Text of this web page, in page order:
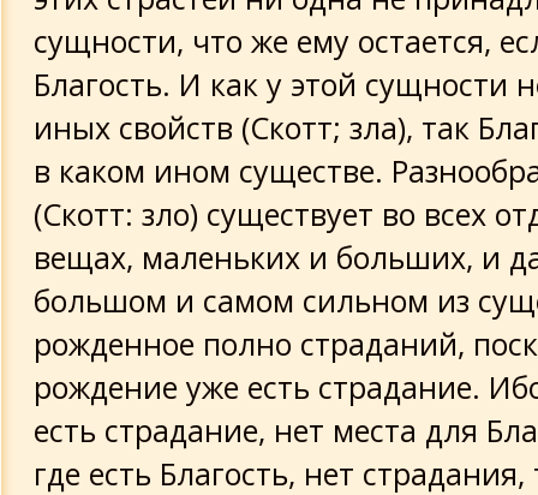
сущности, что же ему остается,
Благость. И как у этой сущности
иных свойств (Скотт; зла), так
в каком ином существе.
(Скотт: зло) существует во всех
вещах, маленьких и больших, и
большом и самом сильном из
рожденное полно страданий,
рождение уже есть страдание.
есть страдание, нет места для
где есть Благость, нет